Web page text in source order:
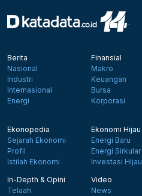
Berita
Nasional
Industri
Internasional
Energi
Finansial
Makro
Keuangan
Bursa
Korporasi
Ekonopedia
Sejarah Ekonomi
Profil
Istilah Ekonomi
Ekonomi Hijau
Energi Baru
Energi Sirkular
Investasi Hijau
In-Depth & Opini
Telaah
Video
News